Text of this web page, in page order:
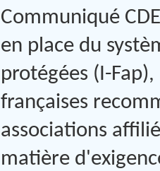
Communiqué
en place du
protégées (I-
françaises
associations
matière